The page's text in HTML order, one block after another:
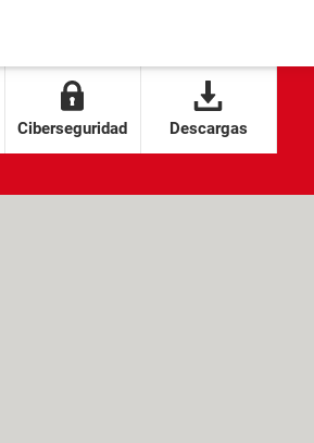
Ciberseguridad Descargas